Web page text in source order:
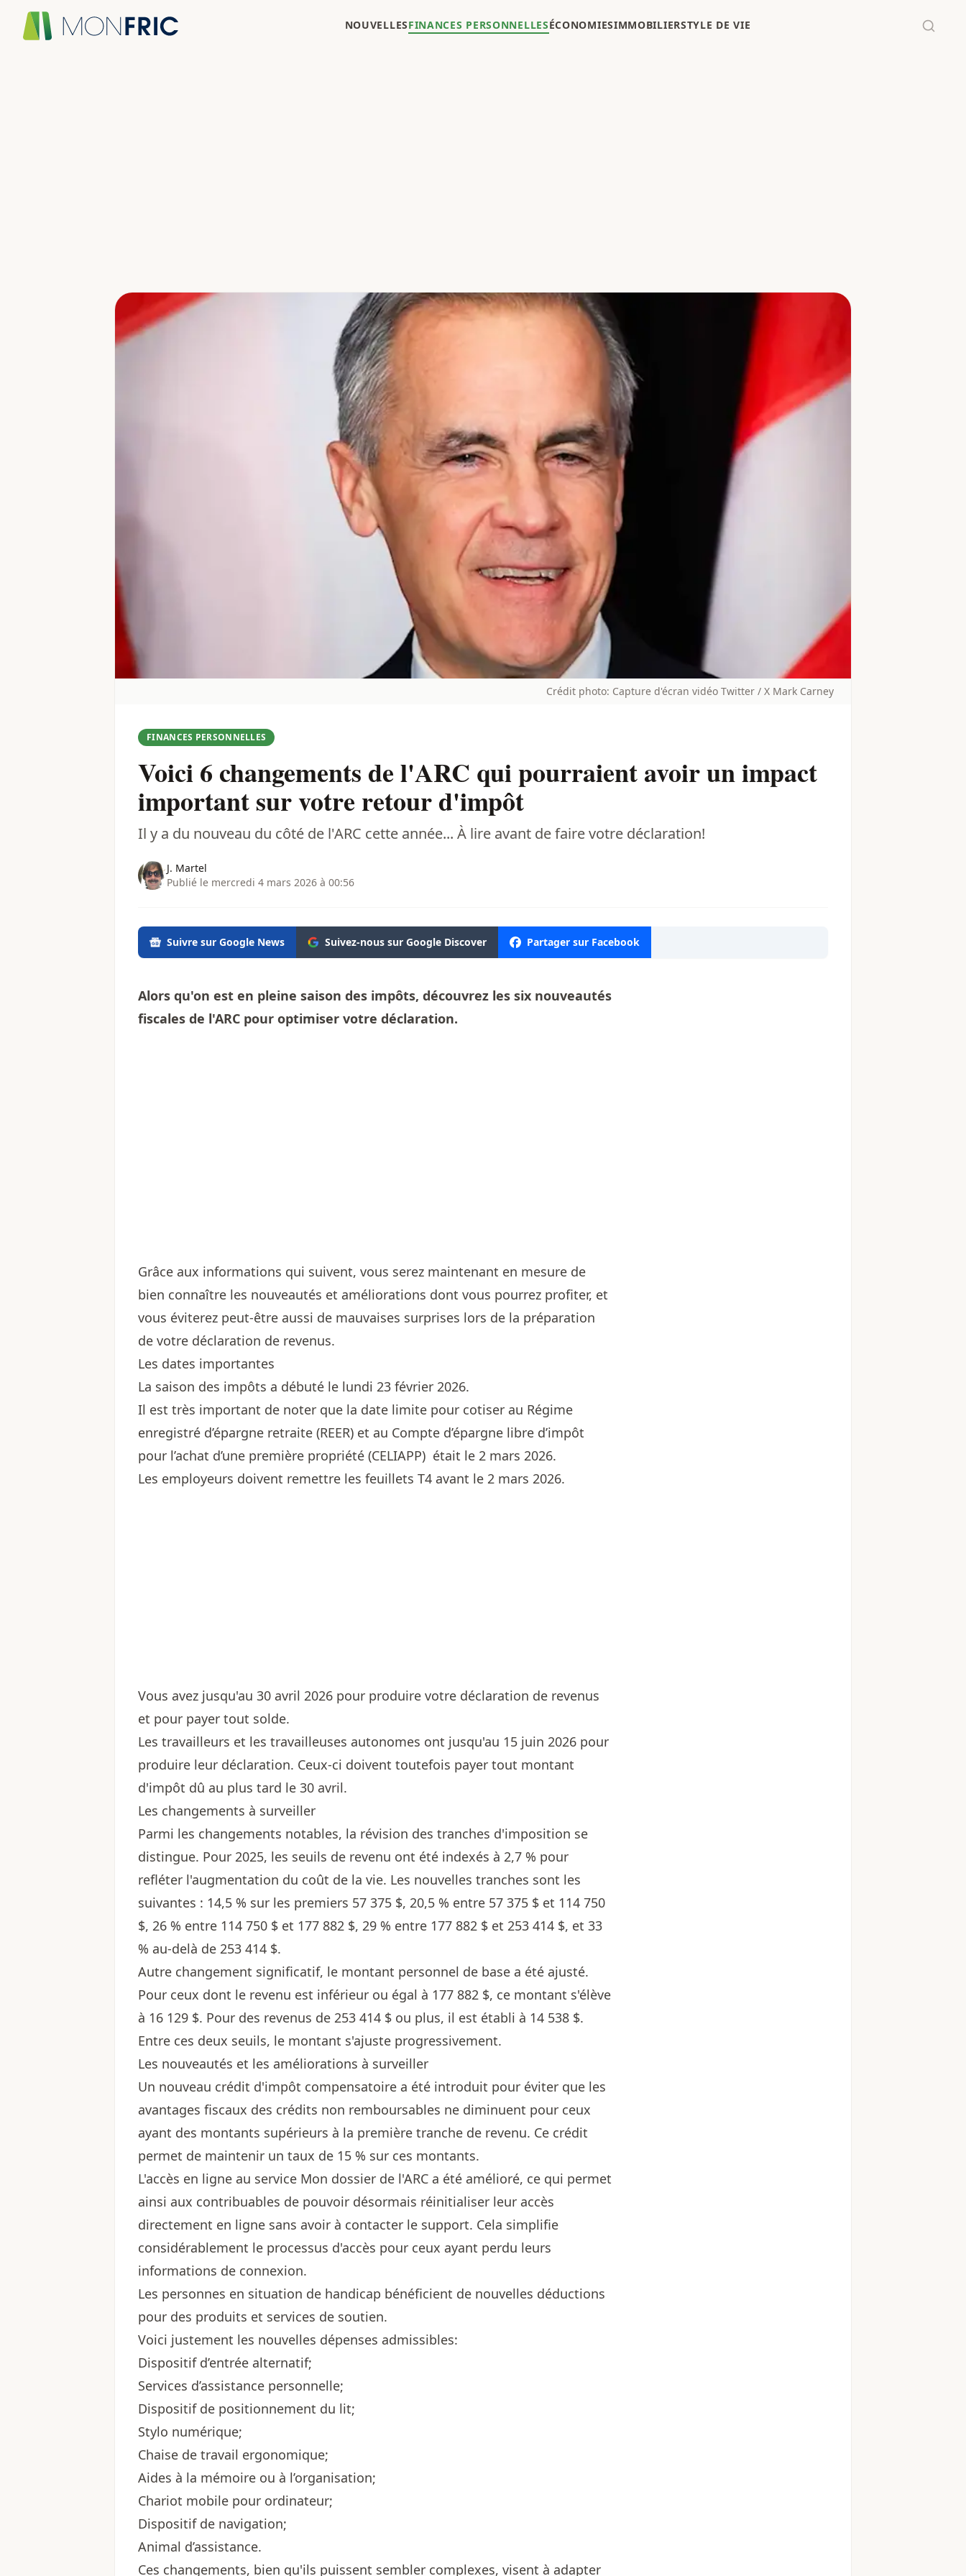
NOUVELLESFINANCES PERSONNELLESÉCONOMIESIMMOBILIERSTYLE DE VIE
Crédit photo: Capture d'écran vidéo Twitter / X Mark Carney
FINANCES PERSONNELLES
Voici 6 changements de l'ARC qui pourraient avoir un impact
important sur votre retour d'impôt
Il y a du nouveau du côté de l'ARC cette année... À lire avant de faire votre déclaration!
J. Martel
Publié le mercredi 4 mars 2026 à 00:56
Suivre sur Google News Suivez-nous sur Google Discover Partager sur Facebook
Alors qu'on est en pleine saison des impôts, découvrez les six nouveautés
fiscales de l'ARC pour optimiser votre déclaration.
Grâce aux informations qui suivent, vous serez maintenant en mesure de
bien connaître les nouveautés et améliorations dont vous pourrez profiter, et
vous éviterez peut-être aussi de mauvaises surprises lors de la préparation
de votre déclaration de revenus.
Les dates importantes
La saison des impôts a débuté le lundi 23 février 2026.
Il est très important de noter que la date limite pour cotiser au Régime
enregistré d’épargne retraite (REER) et au Compte d’épargne libre d’impôt
pour l’achat d’une première propriété (CELIAPP) était le 2 mars 2026.
Les employeurs doivent remettre les feuillets T4 avant le 2 mars 2026.
Vous avez jusqu'au 30 avril 2026 pour produire votre déclaration de revenus
et pour payer tout solde.
Les travailleurs et les travailleuses autonomes ont jusqu'au 15 juin 2026 pour
produire leur déclaration. Ceux-ci doivent toutefois payer tout montant
d'impôt dû au plus tard le 30 avril.
Les changements à surveiller
Parmi les changements notables, la révision des tranches d'imposition se
distingue. Pour 2025, les seuils de revenu ont été indexés à 2,7 % pour
refléter l'augmentation du coût de la vie. Les nouvelles tranches sont les
suivantes : 14,5 % sur les premiers 57 375 $, 20,5 % entre 57 375 $ et 114 750
$, 26 % entre 114 750 $ et 177 882 $, 29 % entre 177 882 $ et 253 414 $, et 33
% au-delà de 253 414 $.
Autre changement significatif, le montant personnel de base a été ajusté.
Pour ceux dont le revenu est inférieur ou égal à 177 882 $, ce montant s'élève
à 16 129 $. Pour des revenus de 253 414 $ ou plus, il est établi à 14 538 $.
Entre ces deux seuils, le montant s'ajuste progressivement.
Les nouveautés et les améliorations à surveiller
Un nouveau crédit d'impôt compensatoire a été introduit pour éviter que les
avantages fiscaux des crédits non remboursables ne diminuent pour ceux
ayant des montants supérieurs à la première tranche de revenu. Ce crédit
permet de maintenir un taux de 15 % sur ces montants.
L'accès en ligne au service Mon dossier de l'ARC a été amélioré, ce qui permet
ainsi aux contribuables de pouvoir désormais réinitialiser leur accès
directement en ligne sans avoir à contacter le support. Cela simplifie
considérablement le processus d'accès pour ceux ayant perdu leurs
informations de connexion.
Les personnes en situation de handicap bénéficient de nouvelles déductions
pour des produits et services de soutien.
Voici justement les nouvelles dépenses admissibles:
Dispositif d’entrée alternatif;
Services d’assistance personnelle;
Dispositif de positionnement du lit;
Stylo numérique;
Chaise de travail ergonomique;
Aides à la mémoire ou à l’organisation;
Chariot mobile pour ordinateur;
Dispositif de navigation;
Animal d’assistance.
Ces changements, bien qu'ils puissent sembler complexes, visent à adapter